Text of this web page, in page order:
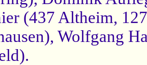
(437 Altheim,
Wolfgang